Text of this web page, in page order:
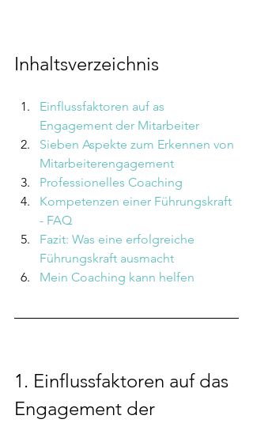
Inhaltsverzeichnis
Einflussfaktoren auf as
Engagement der Mitarbeiter
Sieben Aspekte zum Erkennen von
Mitarbeiterengagement
Professionelles Coaching
Kompetenzen einer Führungskraft
- FAQ
Fazit: Was eine erfolgreiche
Führungskraft ausmacht
Mein Coaching kann helfen
1. Einflussfaktoren auf das
Engagement der